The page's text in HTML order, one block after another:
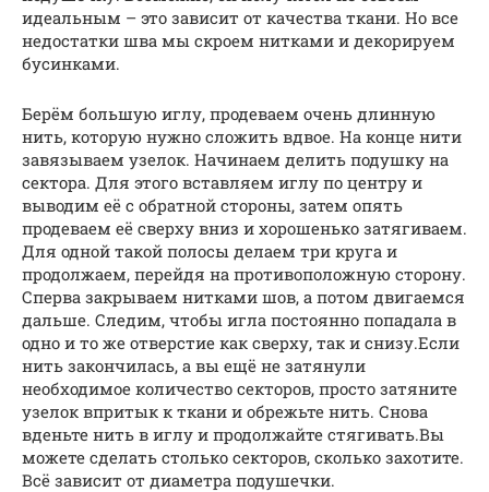
идеальным – это зависит от качества ткани. Но все
недостатки шва мы скроем нитками и декорируем
бусинками.
Берём большую иглу, продеваем очень длинную
нить, которую нужно сложить вдвое. На конце нити
завязываем узелок. Начинаем делить подушку на
сектора. Для этого вставляем иглу по центру и
выводим её с обратной стороны, затем опять
продеваем её сверху вниз и хорошенько затягиваем.
Для одной такой полосы делаем три круга и
продолжаем, перейдя на противоположную сторону.
Сперва закрываем нитками шов, а потом двигаемся
дальше. Следим, чтобы игла постоянно попадала в
одно и то же отверстие как сверху, так и снизу.Если
нить закончилась, а вы ещё не затянули
необходимое количество секторов, просто затяните
узелок впритык к ткани и обрежьте нить. Снова
вденьте нить в иглу и продолжайте стягивать.Вы
можете сделать столько секторов, сколько захотите.
Всё зависит от диаметра подушечки.